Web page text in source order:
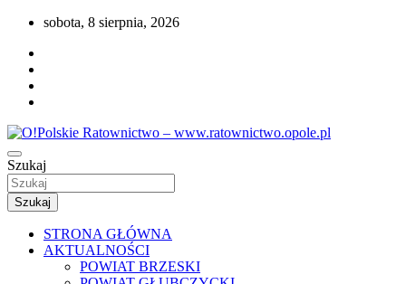
Przejdź
treści
sobota, 8 sierpnia, 2026
O!Polskie Ratownictwo –
www.ratownictwo.opole.pl
Portal opolskiego i polskiego ratownictwa.
Szukaj
Szukaj
STRONA GŁÓWNA
AKTUALNOŚCI
POWIAT BRZESKI